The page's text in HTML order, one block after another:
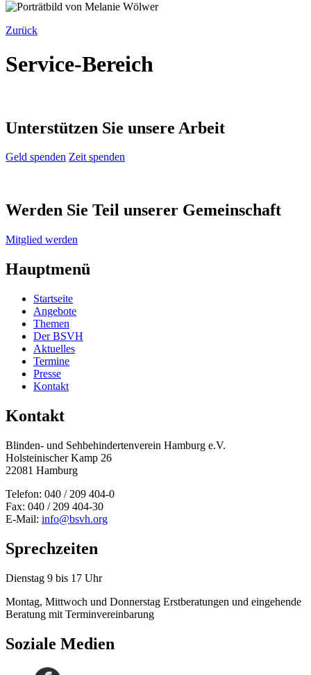
Zurück
Service-Bereich
Unterstützen Sie unsere Arbeit
Geld spenden Zeit spenden
Werden Sie Teil unserer Gemeinschaft
Mitglied werden
Hauptmenü
Startseite
Angebote
Themen
Der BSVH
Aktuelles
Termine
Presse
Kontakt
Kontakt
Blinden- und Sehbehinderten­verein Hamburg e.V.
Holsteinischer Kamp 26
22081 Hamburg
Telefon: 040 / 209 404-0
Fax: 040 / 209 404-30
E-Mail: info@bsvh.org
Sprechzeiten
Dienstag 9 bis 17 Uhr
Montag, Mittwoch und Donnerstag Erstberatungen und eingehende
Beratung mit Terminvereinbarung
Soziale Medien